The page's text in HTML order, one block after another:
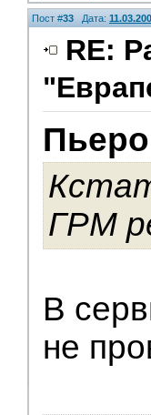
Пост #33 Дата:
RE:
ГРМ
В
не